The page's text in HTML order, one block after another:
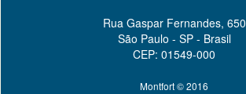
Rua Gaspar Fernandes, 650
São Paulo - SP - Brasil
CEP: 01549-000
Montfort © 2016